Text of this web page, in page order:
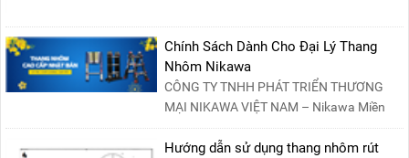
Chính Sách Dành Cho Đại Lý Thang
Nhôm Nikawa
CÔNG TY TNHH PHÁT TRIỂN THƯƠNG
MẠI NIKAWA VIỆT NAM – Nikawa Miền
Bắc: Số 19, Đường Trung ....
Hướng dẫn sử dụng thang nhôm rút